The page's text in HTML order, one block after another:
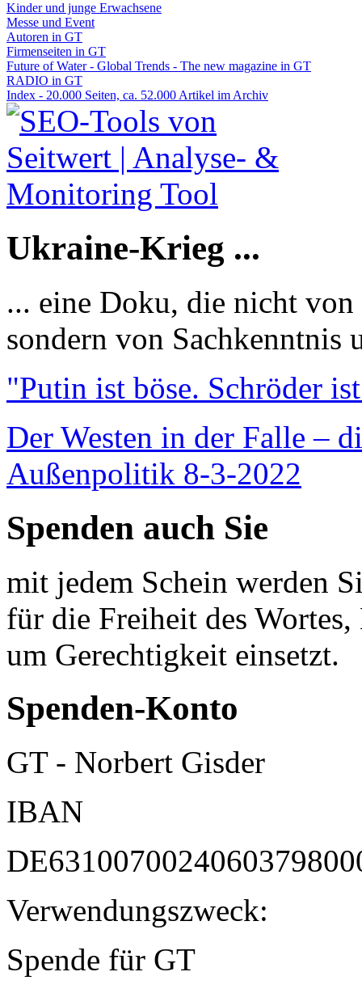
Kinder und junge Erwachsene
Messe und Event
Autoren in GT
Firmenseiten in GT
Future of Water - Global Trends - The new magazine in GT
RADIO in GT
Index - 20.000 Seiten, ca. 52.000 Artikel im Archiv
Ukraine-Krieg ...
... eine Doku, die nicht
sondern von Sachkenntnis
"Putin ist böse. Schröder
Der Westen in der Falle –
Außenpolitik 8-3-2022
Spenden auch Sie
mit jedem Schein werden
für die Freiheit des
um Gerechtigkeit einsetzt.
Spenden-Konto
GT - Norbert Gisder
IBAN
Verwendungszweck:
Spende für GT